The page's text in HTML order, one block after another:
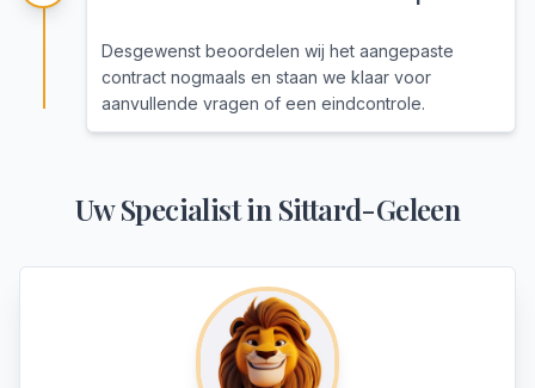
Desgewenst beoordelen wij het aangepaste
contract nogmaals en staan we klaar voor
aanvullende vragen of een eindcontrole.
Uw Specialist in Sittard-Geleen